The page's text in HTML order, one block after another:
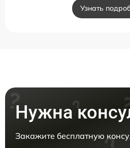
Узнать
Нужна
Закажите бесплатную